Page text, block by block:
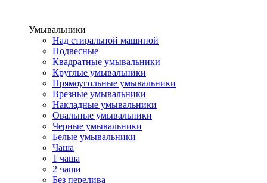
Умывальники
Над стиральной машиной
Подвесные
Квадратные умывальники
Круглые умывальники
Прямоугольные умывальники
Врезные умывальники
Накладные умывальники
Овальные умывальники
Черные умывальники
Белые умывальники
Чаша
1 чаша
2 чаши
Без перелива